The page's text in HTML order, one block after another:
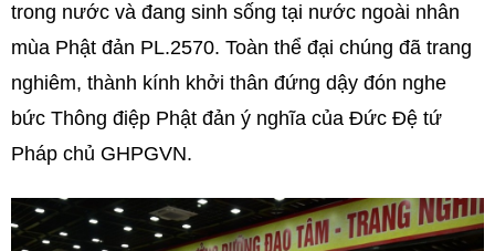
trong nước và đang sinh sống tại nước ngoài nhân
mùa Phật đản PL.2570. Toàn thể đại chúng đã trang
nghiêm, thành kính khởi thân đứng dậy đón nghe
bức Thông điệp Phật đản ý nghĩa của Đức Đệ tứ
Pháp chủ GHPGVN.